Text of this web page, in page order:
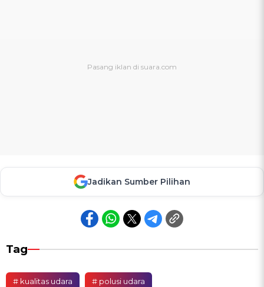
Jadikan Sumber Pilihan
Tag
# kualitas udara # polusi udara